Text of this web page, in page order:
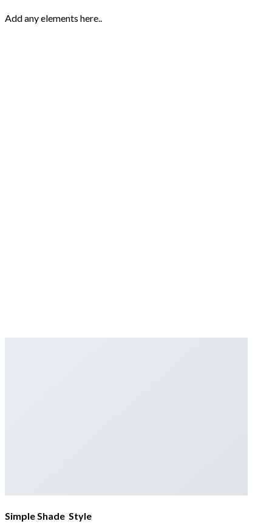
Add any elements here..
Simple Shade Style